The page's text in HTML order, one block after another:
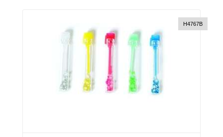
H4767B